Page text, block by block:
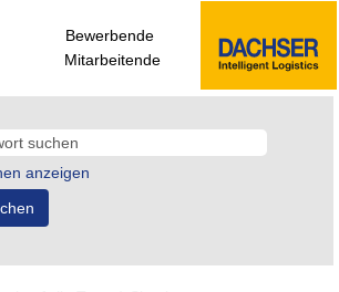
Bewerbende
Mitarbeitende
anzeigen